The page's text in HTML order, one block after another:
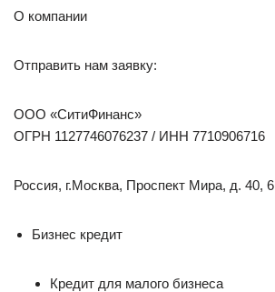
О компании
Отправить нам заявку:
ООО «СитиФинанс»
ОГРН 1127746076237 / ИНН 7710906716
Россия, г.Москва, Проспект Мира, д. 40,
Бизнес кредит
Кредит для малого бизнеса